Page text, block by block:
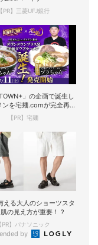
【PR】三菱UFJ銀行
」の企画で誕生し
ンを宅麺.comが完全再
現！
【PR】宅麺
える大人のショーツスタ
の見え方が重要！？
【PR】パナソニック
by